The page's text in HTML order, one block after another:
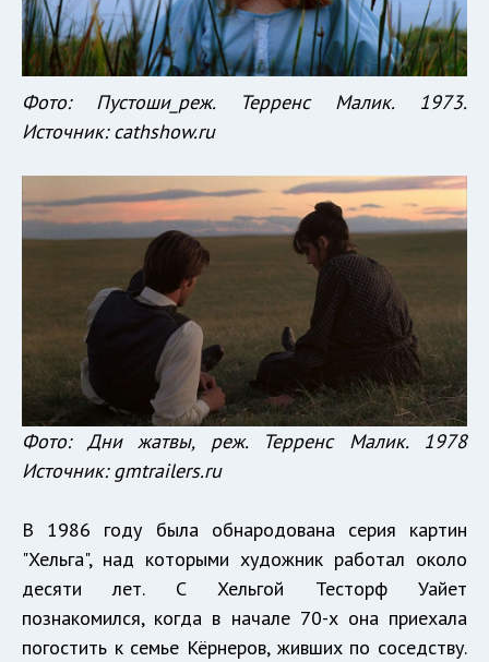
Фото: Пустоши_реж. Терренс Малик. 1973.
Источник: cathshow.ru
Фото: Дни жатвы, реж. Терренс Малик. 1978
Источник: gmtrailers.ru
В 1986 году была обнародована серия картин
"Хельга", над которыми художник работал около
десяти лет. С Хельгой Тесторф Уайет
познакомился, когда в начале 70-х она приехала
погостить к семье Кёрнеров, живших по соседству.